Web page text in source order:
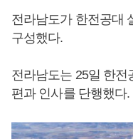
전라남도가 한전공대
구성했다.
전라남도는 25일 한전
편과 인사를 단행했다.